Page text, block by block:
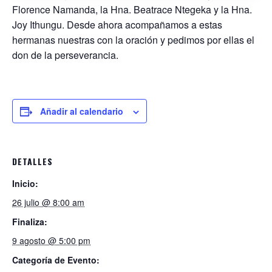
Florence Namanda, la Hna. Beatrace Ntegeka y la Hna.
Joy Ithungu. Desde ahora acompañamos a estas
hermanas nuestras con la oración y pedimos por ellas el
don de la perseverancia.
Añadir al calendario
DETALLES
Inicio:
26 julio @ 8:00 am
Finaliza:
9 agosto @ 5:00 pm
Categoría de Evento: